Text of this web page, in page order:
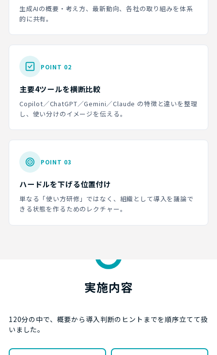
生成AIの概要・考え方、最新動向、各社の取り組みを体系
的に共有。
POINT 02
主要4ツールを横断比較
Copilot／ChatGPT／Gemini／Claude の特徴と違いを整理
し、使い分けのイメージを伝える。
POINT 03
ハードルを下げる位置付け
単なる「使い方研修」ではなく、組織として導入を議論で
きる状態を作るためのレクチャー。
実施内容
120分の中で、概要から導入判断のヒントまでを順序立てて扱
いました。